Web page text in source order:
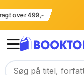
fragt over 499,-